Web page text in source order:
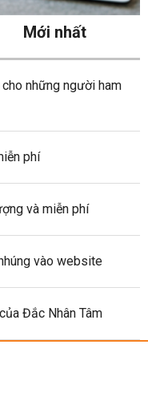
Mới nhất
những người ham
phí
và miễn phí
vào website
Đắc Nhân Tâm